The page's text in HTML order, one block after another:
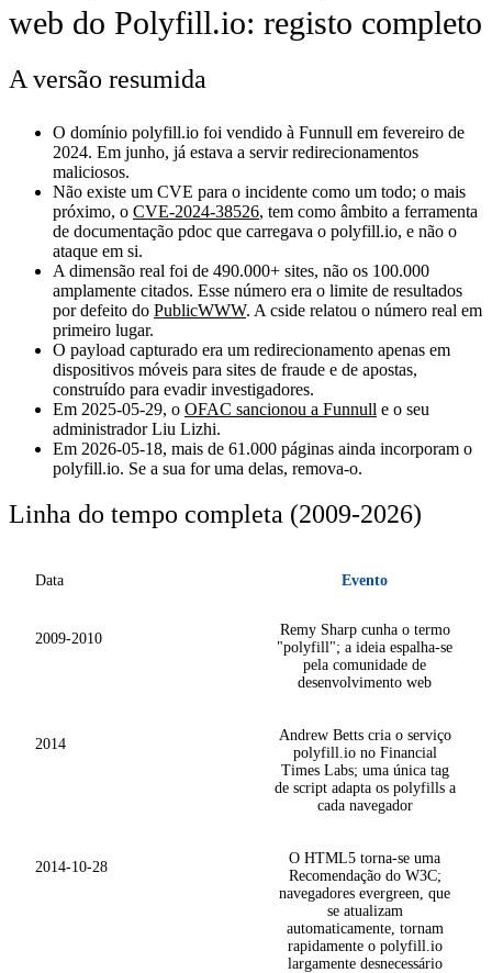
web do Polyfill.io: registo completo
A versão resumida
O domínio polyfill.io foi vendido à Funnull em fevereiro de
2024. Em junho, já estava a servir redirecionamentos
maliciosos.
Não existe um CVE para o incidente como um todo; o mais
próximo, o CVE-2024-38526, tem como âmbito a ferramenta
de documentação pdoc que carregava o polyfill.io, e não o
ataque em si.
A dimensão real foi de 490.000+ sites, não os 100.000
amplamente citados. Esse número era o limite de resultados
por defeito do PublicWWW. A cside relatou o número real em
primeiro lugar.
O payload capturado era um redirecionamento apenas em
dispositivos móveis para sites de fraude e de apostas,
construído para evadir investigadores.
Em 2025-05-29, o OFAC sancionou a Funnull e o seu
administrador Liu Lizhi.
Em 2026-05-18, mais de 61.000 páginas ainda incorporam o
polyfill.io. Se a sua for uma delas, remova-o.
Linha do tempo completa (2009-2026)
Data Evento
2009-2010
Remy Sharp cunha o termo
"polyfill"; a ideia espalha-se
pela comunidade de
desenvolvimento web
2014
Andrew Betts cria o serviço
polyfill.io no Financial
Times Labs; uma única tag
de script adapta os polyfills a
cada navegador
2014-10-28
O HTML5 torna-se uma
Recomendação do W3C;
navegadores evergreen, que
se atualizam
automaticamente, tornam
rapidamente o polyfill.io
largamente desnecessário